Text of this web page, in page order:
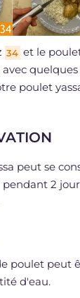
34 et le
poulet
peut se
2
poulet peut
d'eau.